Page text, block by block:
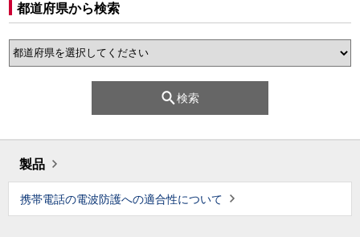
都道府県から検索
検索
製品
携帯電話の電波防護への適合性について